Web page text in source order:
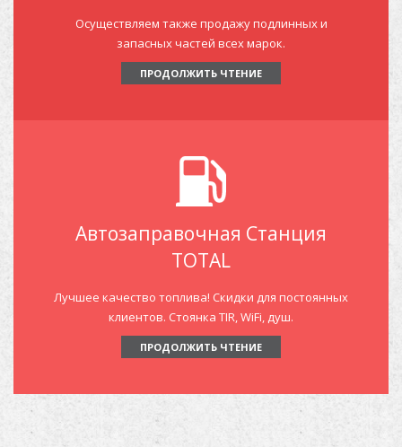
Осуществляем также продажу подлинных и
запасных частей всех марок.
ПРОДОЛЖИТЬ ЧТЕНИЕ
Автозаправочная Станция
TOTAL
Лучшее качество топлива! Скидки для постоянных
клиентов. Стоянка TIR, WiFi, душ.
ПРОДОЛЖИТЬ ЧТЕНИЕ